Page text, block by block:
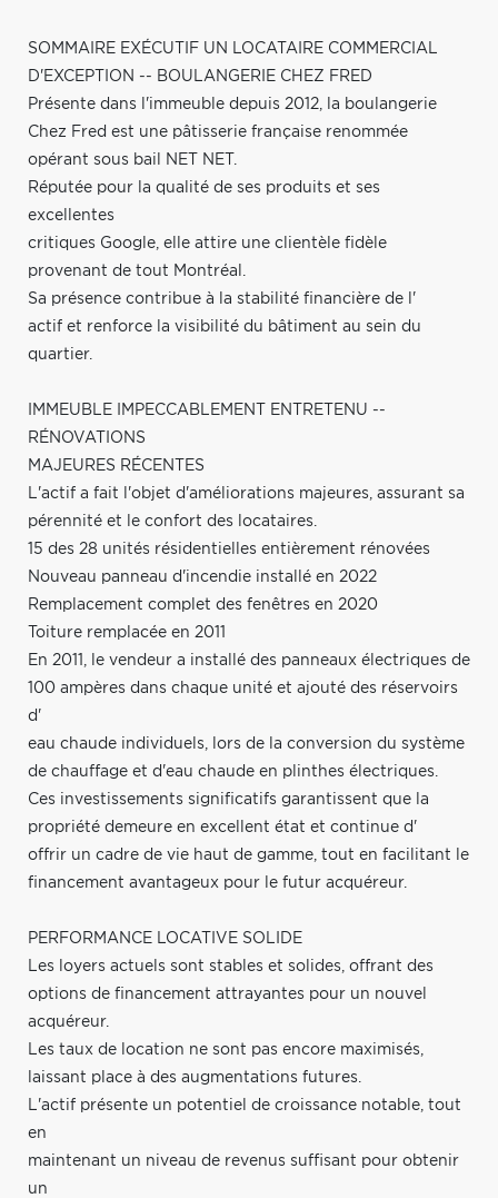
SOMMAIRE EXÉCUTIF UN LOCATAIRE COMMERCIAL
D'EXCEPTION -- BOULANGERIE CHEZ FRED
Présente dans l'immeuble depuis 2012, la boulangerie
Chez Fred est une pâtisserie française renommée
opérant sous bail NET NET.
Réputée pour la qualité de ses produits et ses
excellentes
critiques Google, elle attire une clientèle fidèle
provenant de tout Montréal.
Sa présence contribue à la stabilité financière de l'
actif et renforce la visibilité du bâtiment au sein du
quartier.
IMMEUBLE IMPECCABLEMENT ENTRETENU --
RÉNOVATIONS
MAJEURES RÉCENTES
L'actif a fait l'objet d'améliorations majeures, assurant sa
pérennité et le confort des locataires.
15 des 28 unités résidentielles entièrement rénovées
Nouveau panneau d'incendie installé en 2022
Remplacement complet des fenêtres en 2020
Toiture remplacée en 2011
En 2011, le vendeur a installé des panneaux électriques de
100 ampères dans chaque unité et ajouté des réservoirs
d'
eau chaude individuels, lors de la conversion du système
de chauffage et d'eau chaude en plinthes électriques.
Ces investissements significatifs garantissent que la
propriété demeure en excellent état et continue d'
offrir un cadre de vie haut de gamme, tout en facilitant le
financement avantageux pour le futur acquéreur.
PERFORMANCE LOCATIVE SOLIDE
Les loyers actuels sont stables et solides, offrant des
options de financement attrayantes pour un nouvel
acquéreur.
Les taux de location ne sont pas encore maximisés,
laissant place à des augmentations futures.
L'actif présente un potentiel de croissance notable, tout
en
maintenant un niveau de revenus suffisant pour obtenir
un